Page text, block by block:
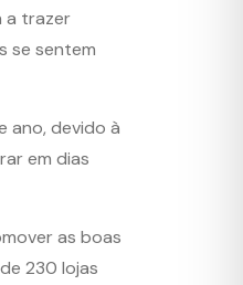
a trazer
se sentem
ano, devido à
em dias
as boas
230 lojas